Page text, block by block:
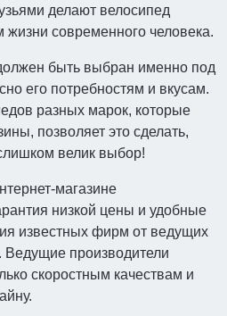
делают велосипед
современного человека.
быть выбран именно под
его потребностям и вкусам.
разных марок, которые
позволяет это сделать,
велик выбор!
магазине
низкой цены и удобные
известных фирм от ведущих
Ведущие производители
скоростным качествам и